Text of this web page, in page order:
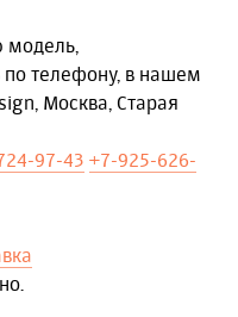
модель,
по телефону, в нашем
Москва, Старая
97-43 +7-925-626-